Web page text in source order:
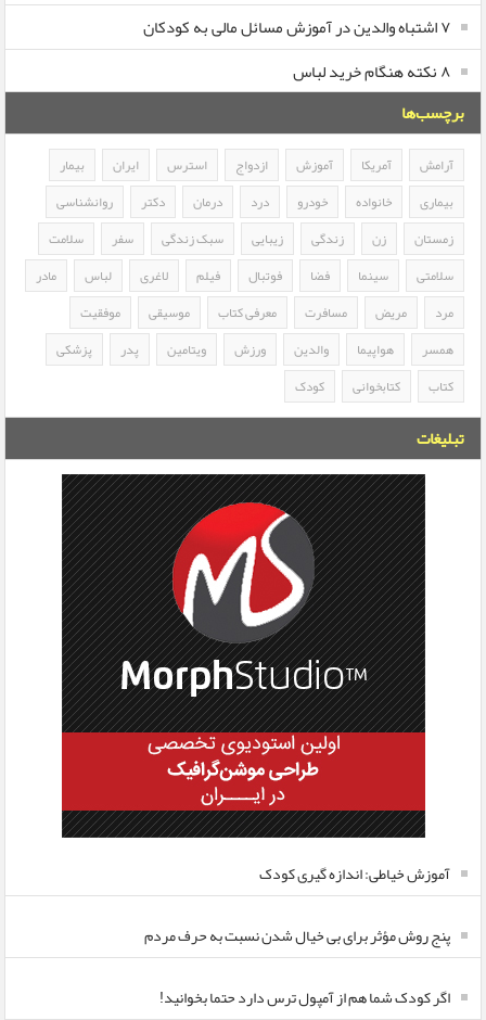
۷ اشتباه والدین در آموزش مسائل مالی به کودکان
۸ نکته هنگام خرید لباس
برچسب‌ها
آرامش آمریکا آموزش ازدواج استرس ایران
بیمار
بیماری
خانواده خودرو درد درمان دکتر
روانشناسی
زمستان
زن زندگی زیبایی سبک زندگی سفر
سلامت
سلامتی
سینما فضا فوتبال فیلم لاغری لباس
مادر
مرد
مریض مسافرت معرفی کتاب موسیقی
موفقیت
همسر
هواپیما والدین ورزش ویتامین پدر
پزشکی
کتاب
کتابخوانی کودک
تبلیغات
آموزش خیاطی: اندازه گیری کودک
پنج روش مؤثر برای بی خیال شدن نسبت به حرف مردم
اگر کودک شما هم از آمپول ترس دارد حتما بخوانید!